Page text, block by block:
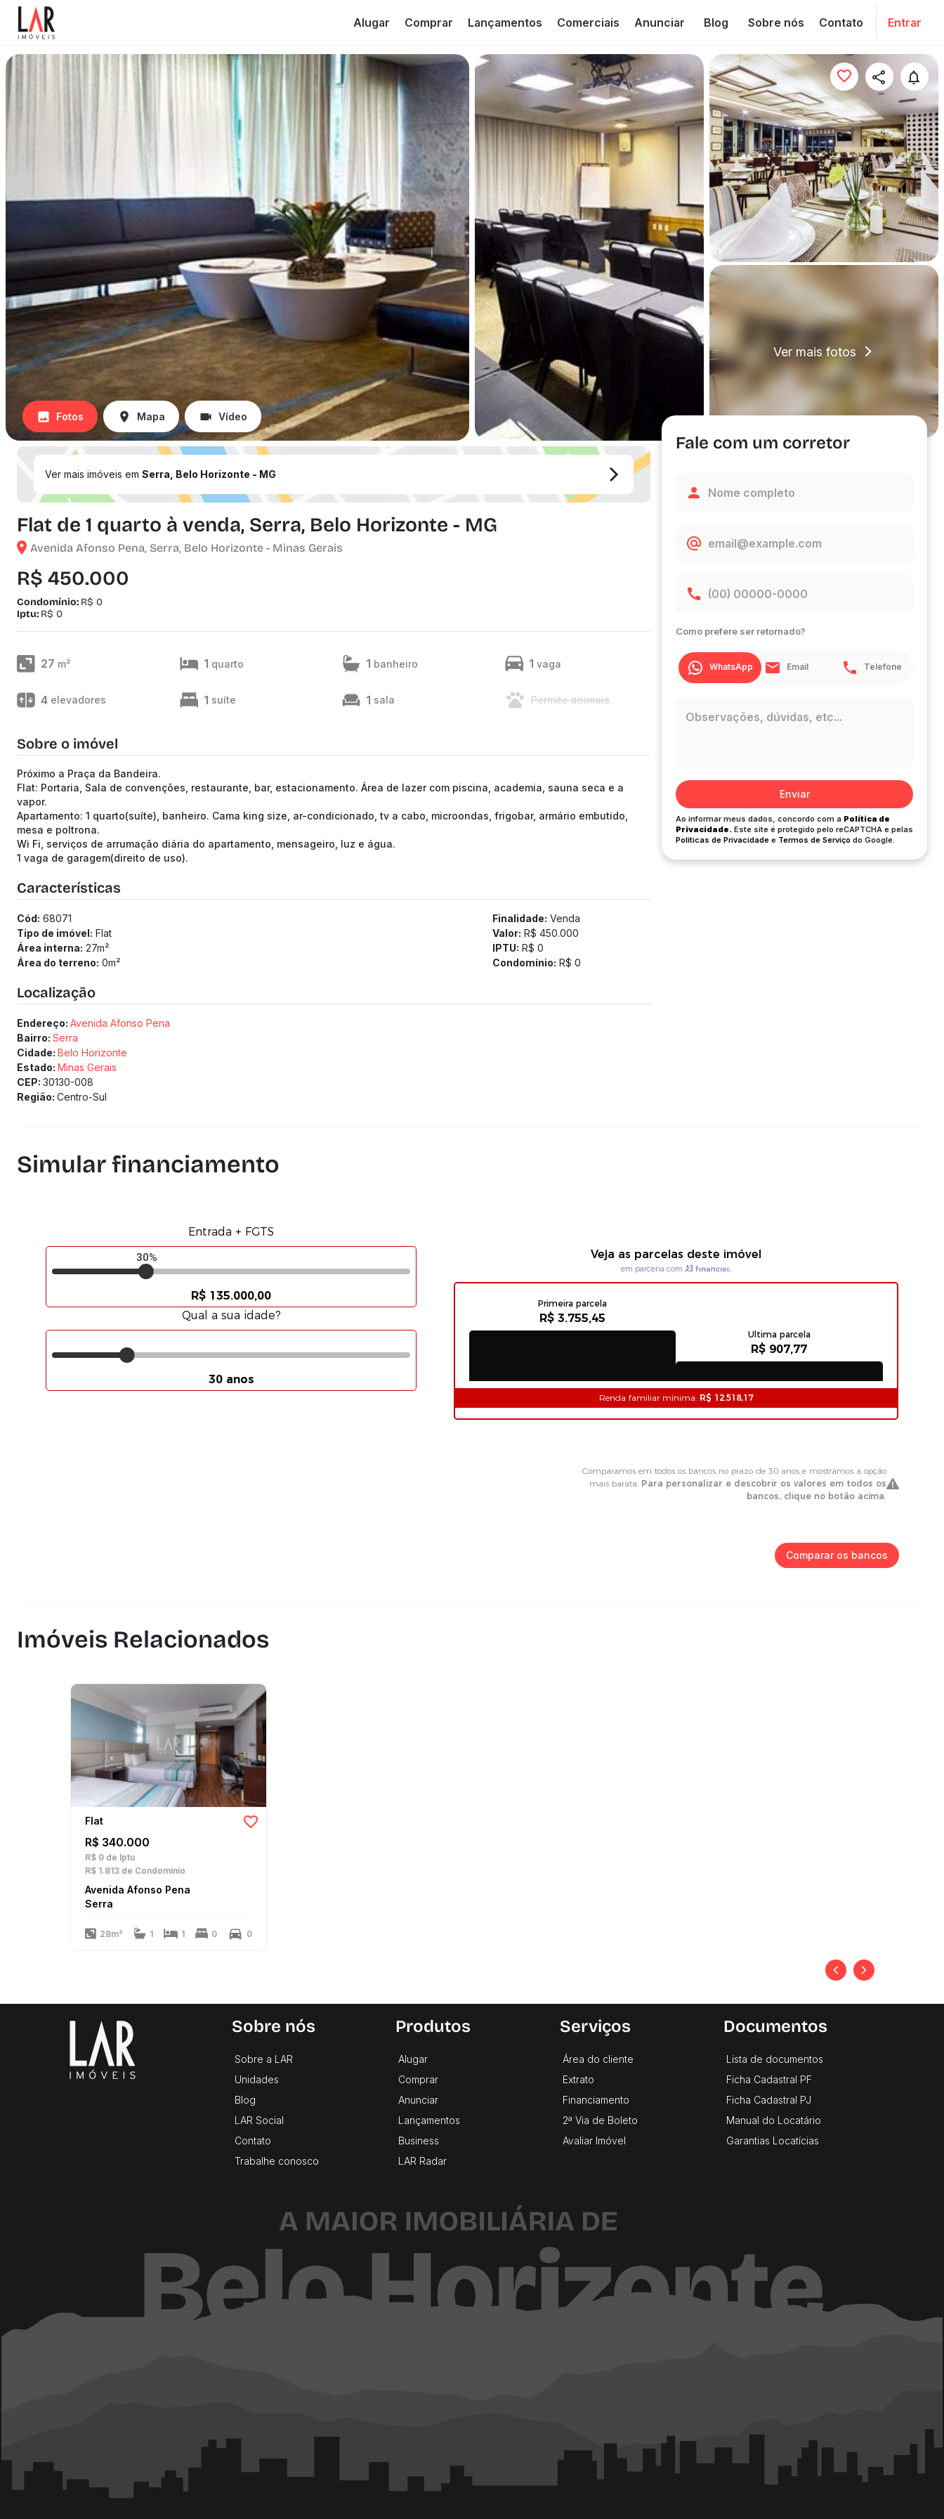
Alugar Comprar Lançamentos Comerciais Anunciar Blog Sobre nós Contato Entrar
Ver mais fotos
Fotos Mapa Vídeo
Ver mais imóveis em Serra, Belo Horizonte - MG
Flat de 1 quarto à venda, Serra, Belo Horizonte - MG
Avenida Afonso Pena, Serra, Belo Horizonte - Minas Gerais
R$ 450.000
Condomínio: R$ 0
Iptu: R$ 0
27 m² 1 quarto 1 banheiro 1 vaga
4 elevadores 1 suíte 1 sala Permite animais
Sobre o imóvel
Próximo a Praça da Bandeira.
Flat: Portaria, Sala de convenções, restaurante, bar, estacionamento. Área de lazer com piscina, academia, sauna seca e a
vapor.
Apartamento: 1 quarto(suíte), banheiro. Cama king size, ar-condicionado, tv a cabo, microondas, frigobar, armário embutido,
mesa e poltrona.
Wi Fi, serviços de arrumação diária do apartamento, mensageiro, luz e água.
1 vaga de garagem(direito de uso).
Características
Cód: 68071
Tipo de imóvel: Flat
Área interna: 27m²
Área do terreno: 0m²
Finalidade: Venda
Valor: R$ 450.000
IPTU: R$ 0
Condomínio: R$ 0
Localização
Endereço: Avenida Afonso Pena
Bairro: Serra
Cidade: Belo Horizonte
Estado: Minas Gerais
CEP: 30130-008
Região: Centro-Sul
Fale com um corretor
Como prefere ser retornado?
WhatsApp Email Telefone
Enviar
Ao informar meus dados, concordo com a Política de
Privacidade. Este site é protegido pelo reCAPTCHA e pelas
Políticas de Privacidade e Termos de Serviço do Google.
Simular financiamento
Comparar os bancos
Imóveis Relacionados
Flat
R$ 340.000
R$ 0 de Iptu
R$ 1.813 de Condomínio
Avenida Afonso Pena
Serra
28m² 1 1 0 0
Sobre nós
Sobre a LAR
Unidades
Blog
LAR Social
Contato
Trabalhe conosco
Produtos
Alugar
Comprar
Anunciar
Lançamentos
Business
LAR Radar
Serviços
Área do cliente
Extrato
Financiamento
2ª Via de Boleto
Avaliar Imóvel
Documentos
Lista de documentos
Ficha Cadastral PF
Ficha Cadastral PJ
Manual do Locatário
Garantias Locatícias